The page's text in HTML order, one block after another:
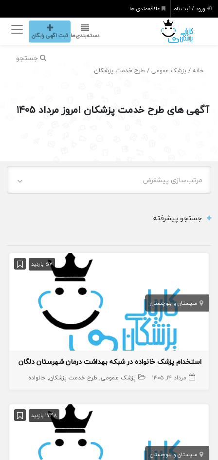
ورود / ثبت نام علاقه‌مندی ها
دسته‌بندی‌ها ثبت اگهی رایگان
جستجو
خانه / پزشک عمومی / طرح خدمت پزشکان
آگهی های طرح خدمت پزشکان امروز مرداد ۱۴۰۵
مرتب‌سازی پیشفرض
جستجو پیشرفته
57 بازدید
سیستان و بلوچستان
استخدام پزشک خانواده در شبکه بهداشت درمان شهرستان دلگان
مرداد ۱۴, ۱۴۰۵ پزشک عمومی طرح خدمت پزشکان خانواده
1748 بازدید
سیستان و بلوچستان